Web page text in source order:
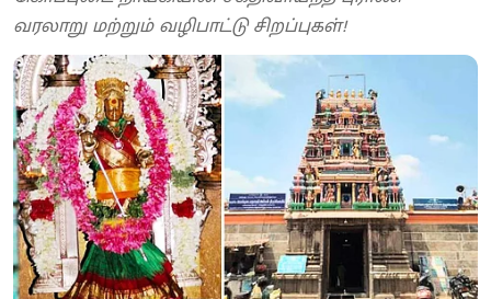
வரலாறு மற்றும் வழிபாட்டு சிறப்புகள்!